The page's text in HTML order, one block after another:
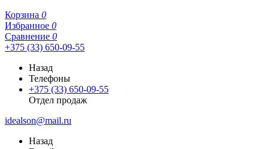
Корзина 0
Избранное 0
Сравнение 0
+375 (33) 650-09-55
Назад
Телефоны
+375 (33) 650-09-55
Отдел продаж
idealson@mail.ru
Назад